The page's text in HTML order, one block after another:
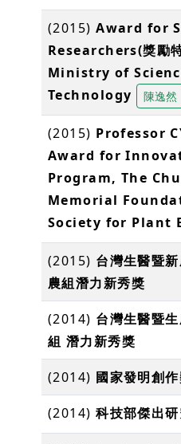
(2015)Award for
Researchers(獎勵
Ministry of
Technology
陳逸然
(2015) Professor
Award for
Program, The
Memorial
Society for Plant
(2015) 台灣生醫暨
農組潛力新秀獎
(2014) 台灣生醫暨
組 潛力新秀獎
(2014) 國家發明創
(2014)科技部傑出